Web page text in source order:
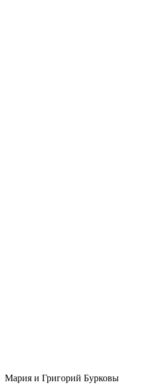
Мария и Григорий Бурковы